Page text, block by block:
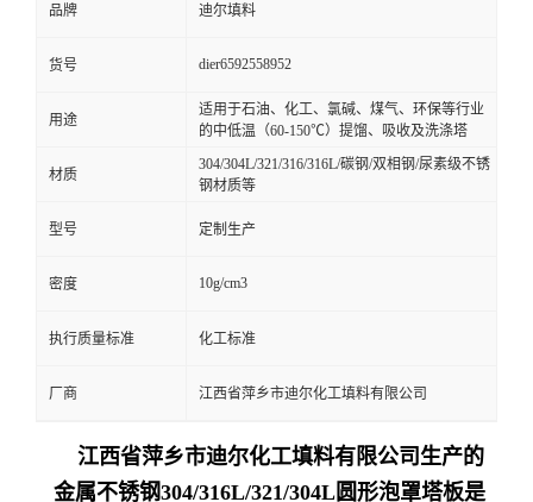
品牌 迪尔填料
货号 dier6592558952
用途
适用于石油、化工、氯碱、煤气、环保等行业
的中低温（60-150℃）提馏、吸收及洗涤塔
材质
304/304L/321/316/316L/碳钢/双相钢/尿素级不锈
钢材质等
型号 定制生产
密度 10g/cm3
执行质量标准 化工标准
厂商 江西省萍乡市迪尔化工填料有限公司
江西省萍乡市迪尔化工填料有限公司生产的
金属不锈钢304/316L/321/304L圆形泡罩塔板是